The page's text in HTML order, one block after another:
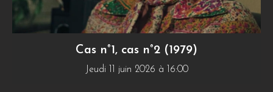
Cas n°1, cas n°2 (1979)
Jeudi 11 juin 2026 à 16:00